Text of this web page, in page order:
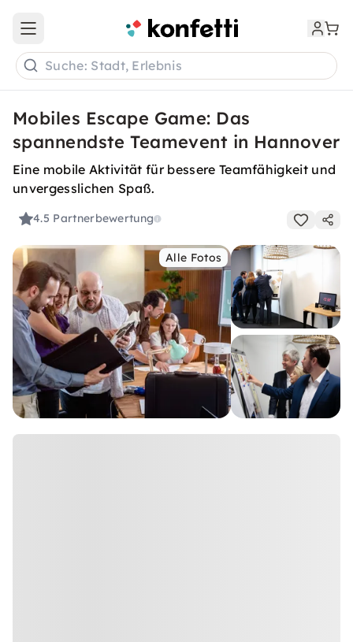
Open main menu
Suche: Stadt, Erlebnis
Mobiles Escape Game: Das
spannendste Teamevent in Hannover
Eine mobile Aktivität für bessere Teamfähigkeit und
unvergesslichen Spaß.
4.5 Partnerbewertung
Alle Fotos